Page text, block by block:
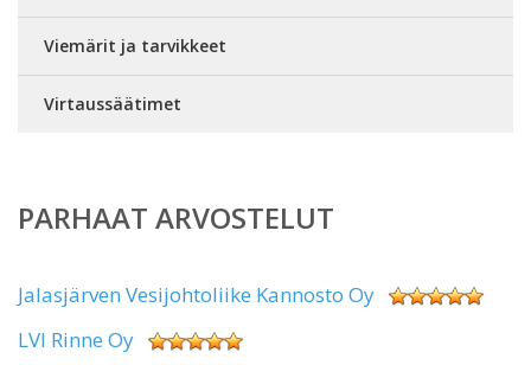
Viemärit ja tarvikkeet
Virtaussäätimet
PARHAAT ARVOSTELUT
Jalasjärven Vesijohtoliike Kannosto Oy
LVI Rinne Oy